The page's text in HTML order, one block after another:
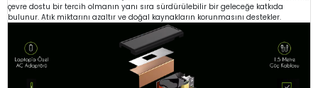
çevre dostu bir tercih olmanın yanı sıra sürdürülebilir bir geleceğe katkıda
bulunur. Atık miktarını azaltır ve doğal kaynakların korunmasını destekler.